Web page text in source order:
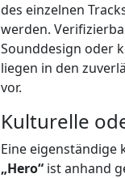
des einzelnen
werden.
Sounddesign oder
liegen in den
vor.
Kulturelle
Eine
„Hero“ ist anhand